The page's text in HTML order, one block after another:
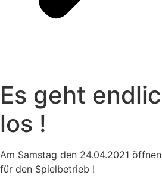
Es geht
los !
Am Samstag den 24.04.2021
für den Spielbetrieb !